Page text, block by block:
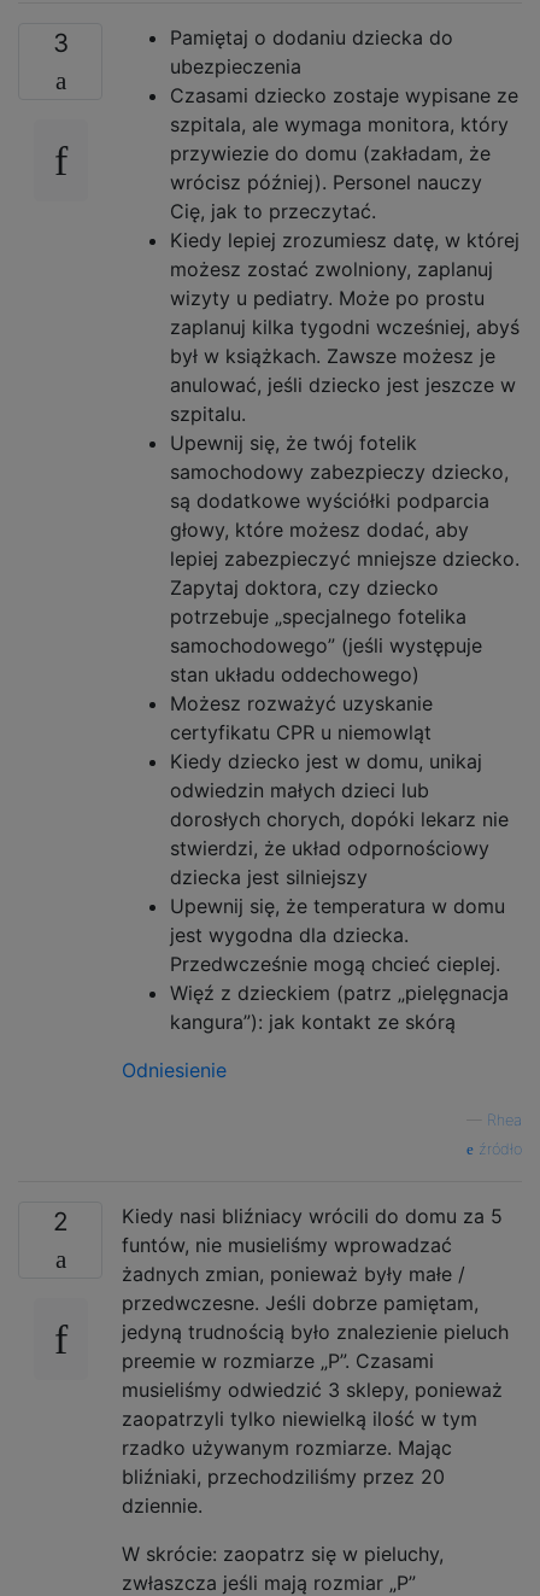
3
Pamiętaj o dodaniu dziecka do
ubezpieczenia
Czasami dziecko zostaje wypisane ze
szpitala, ale wymaga monitora, który
przywiezie do domu (zakładam, że
wrócisz później). Personel nauczy
Cię, jak to przeczytać.
Kiedy lepiej zrozumiesz datę, w której
możesz zostać zwolniony, zaplanuj
wizyty u pediatry. Może po prostu
zaplanuj kilka tygodni wcześniej, abyś
był w książkach. Zawsze możesz je
anulować, jeśli dziecko jest jeszcze w
szpitalu.
Upewnij się, że twój fotelik
samochodowy zabezpieczy dziecko,
są dodatkowe wyściółki podparcia
głowy, które możesz dodać, aby
lepiej zabezpieczyć mniejsze dziecko.
Zapytaj doktora, czy dziecko
potrzebuje „specjalnego fotelika
samochodowego” (jeśli występuje
stan układu oddechowego)
Możesz rozważyć uzyskanie
certyfikatu CPR u niemowląt
Kiedy dziecko jest w domu, unikaj
odwiedzin małych dzieci lub
dorosłych chorych, dopóki lekarz nie
stwierdzi, że układ odpornościowy
dziecka jest silniejszy
Upewnij się, że temperatura w domu
jest wygodna dla dziecka.
Przedwcześnie mogą chcieć cieplej.
Więź z dzieckiem (patrz „pielęgnacja
kangura”): jak kontakt ze skórą
Odniesienie
Rhea
źródło
2
Kiedy nasi bliźniacy wrócili do domu za 5
funtów, nie musieliśmy wprowadzać
żadnych zmian, ponieważ były małe /
przedwczesne. Jeśli dobrze pamiętam,
jedyną trudnością było znalezienie pieluch
preemie w rozmiarze „P”. Czasami
musieliśmy odwiedzić 3 sklepy, ponieważ
zaopatrzyli tylko niewielką ilość w tym
rzadko używanym rozmiarze. Mając
bliźniaki, przechodziliśmy przez 20
dziennie.
W skrócie: zaopatrz się w pieluchy,
zwłaszcza jeśli mają rozmiar „P”